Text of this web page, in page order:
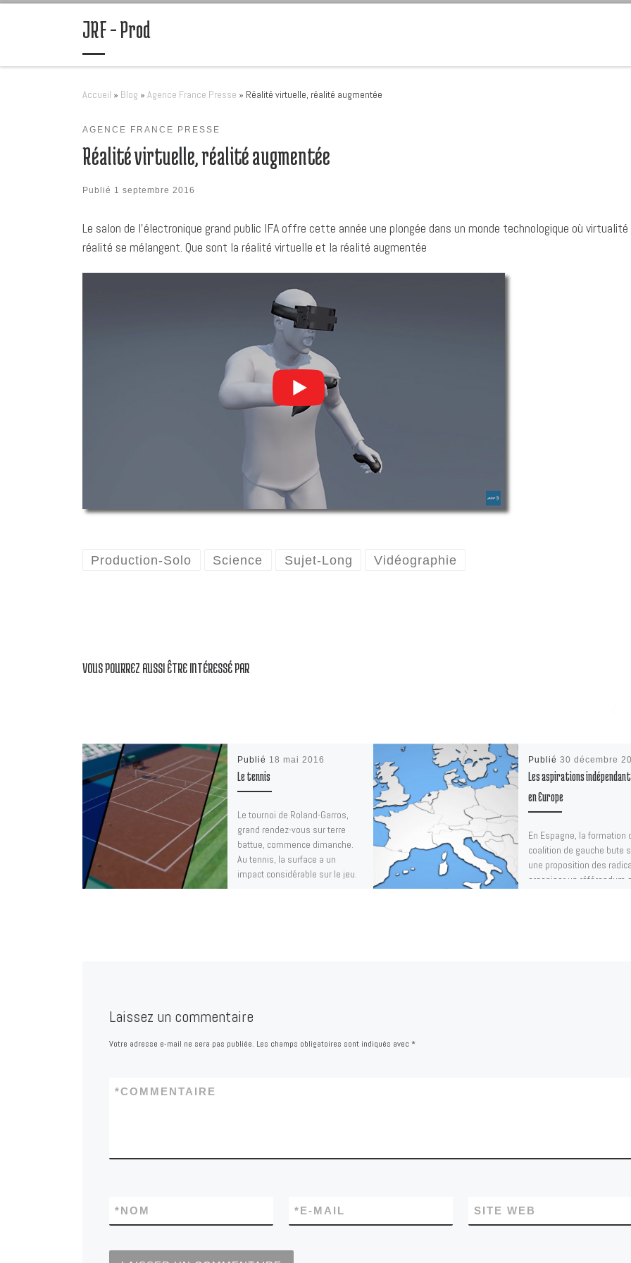
Passer au contenuJRF – Prod
Accueil » Blog » Agence France Presse » Réalité virtuelle, réalité augmentée
AGENCE FRANCE PRESSE
Réalité virtuelle, réalité augmentée
Publié 1 septembre 2016
Le salon de l’électronique grand public IFA offre cette année une plongée dans un monde technologique où
réalité se mélangent. Que sont la réalité virtuelle et la réalité augmentée
Production-Solo Science Sujet-Long Vidéographie
VOUS POURREZ AUSSI ÊTRE INTÉRESSÉ PAR
Publié 18 mai 2016
Le tennis
Le tournoi de Roland-Garros,
grand rendez-vous sur terre
battue, commence dimanche.
Au tennis, la surface a un
impact considérable sur le jeu.
Publié 30 décembre
Les aspirations
en Europe
En Espagne, la formation
coalition de gauche bute
une proposition des
organiser un référendum
Laissez un commentaire
Votre adresse e-mail ne sera pas publiée. Les champs obligatoires sont indiqués avec*
COMMENTAIRE
*
NOM
* E-MAIL
* SITE WEB